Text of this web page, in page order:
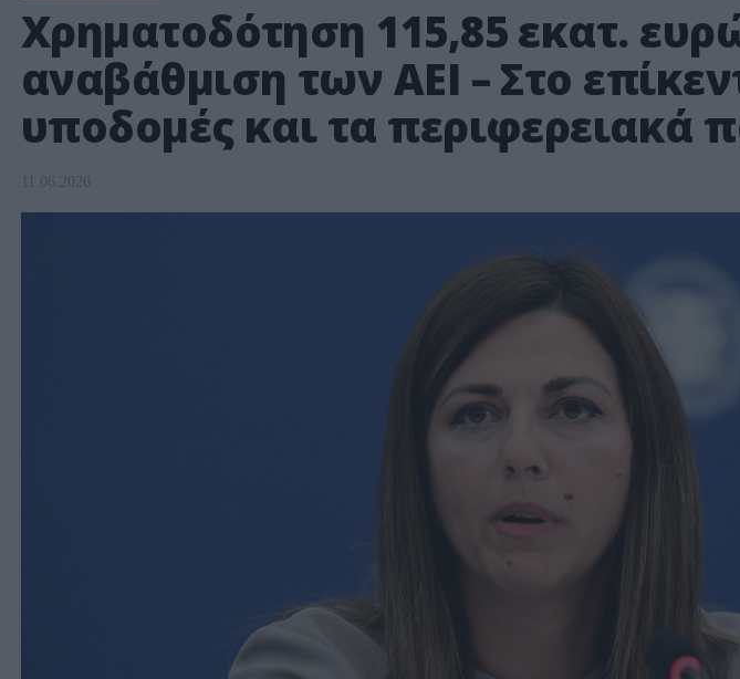
Χρηματοδότηση 115,85 εκατ.
αναβάθμιση των ΑΕΙ – Στο
υποδομές και τα περιφερειακά
11.06.2026